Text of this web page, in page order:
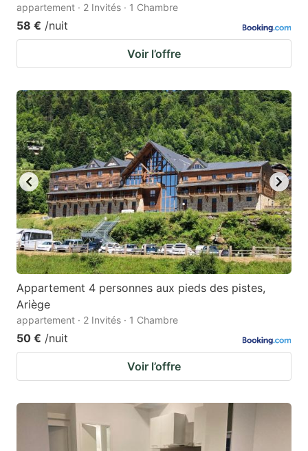
appartement · 2 Invités · 1 Chambre
58 € /nuit
Voir l’offre
Appartement 4 personnes aux pieds des pistes,
Ariège
appartement · 2 Invités · 1 Chambre
50 € /nuit
Voir l’offre